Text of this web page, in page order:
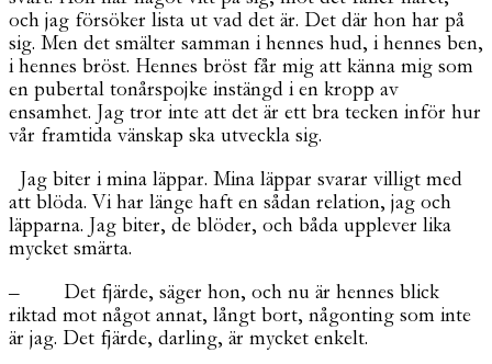
och jag försöker lista ut vad det är. Det där hon har på
sig. Men det smälter samman i hennes hud, i hennes ben,
i hennes bröst. Hennes bröst får mig att känna mig som
en pubertal tonårspojke instängd i en kropp av
ensamhet. Jag tror inte att det är ett bra tecken inför hur
vår framtida vänskap ska utveckla sig.
Jag biter i mina läppar. Mina läppar svarar villigt med
att blöda. Vi har länge haft en sådan relation, jag och
läpparna. Jag biter, de blöder, och båda upplever lika
mycket smärta.
– Det fjärde, säger hon, och nu är hennes blick
riktad mot något annat, långt bort, någonting som inte
är jag. Det fjärde, darling, är mycket enkelt.